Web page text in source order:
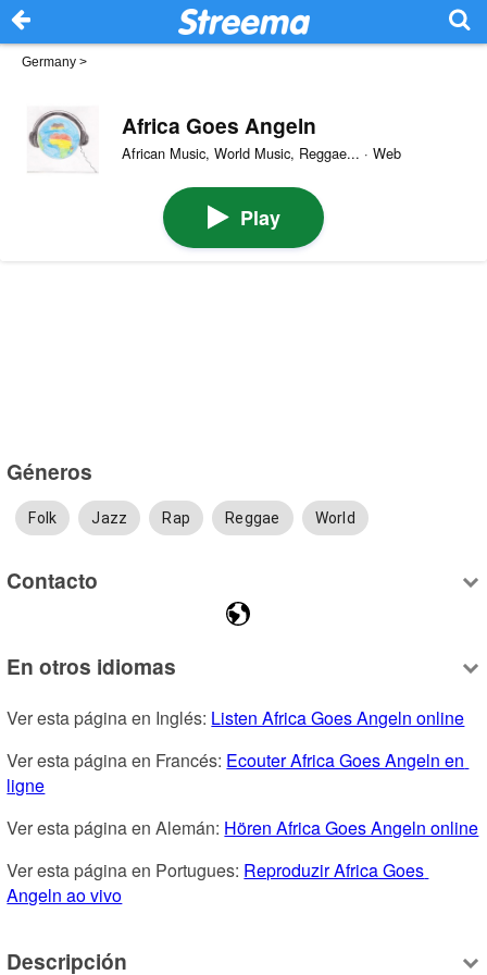
Germany >
Africa Goes Angeln
African Music, World Music, Reggae... · Web
Play
Géneros
Folk Jazz Rap Reggae World
Contacto
En otros idiomas
Ver esta página en Inglés: Listen Africa Goes Angeln online
Ver esta página en Francés: Ecouter Africa Goes Angeln en
ligne
Ver esta página en Alemán: Hören Africa Goes Angeln online
Ver esta página en Portugues: Reproduzir Africa Goes
Angeln ao vivo
Descripción